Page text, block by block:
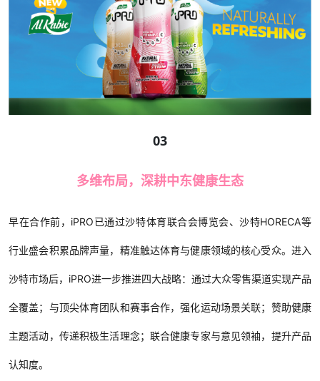
03
多维布局，深耕中东健康生态
早在合作前，iPRO已通过沙特体育联合会博览会、沙特HORECA等
行业盛会积累品牌声量，精准触达体育与健康领域的核心受众。进入
沙特市场后，iPRO进一步推进四大战略：通过大众零售渠道实现产品
全覆盖；与顶尖体育团队和赛事合作，强化运动场景关联；赞助健康
主题活动，传递积极生活理念；联合健康专家与意见领袖，提升产品
认知度。